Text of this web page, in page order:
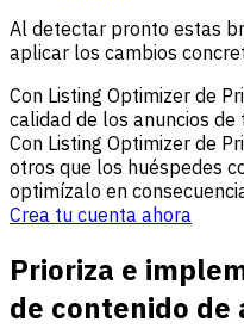
Al detectar pronto estas
aplicar los cambios
Con Listing Optimizer de
calidad de los anuncios
Con Listing Optimizer de
otros que los huéspedes
optimízalo en
Crea tu cuenta ahora
Prioriza e
de contenido